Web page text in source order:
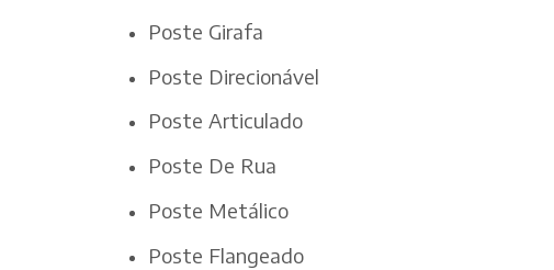
Poste Girafa
Poste Direcionável
Poste Articulado
Poste De Rua
Poste Metálico
Poste Flangeado